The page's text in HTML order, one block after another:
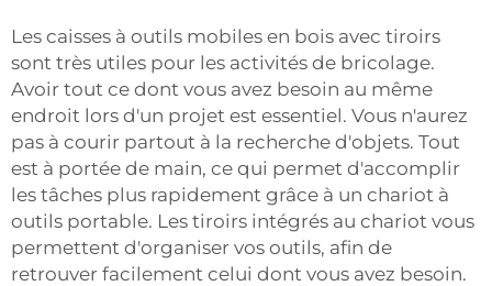
Les caisses à outils mobiles en bois avec tiroirs
sont très utiles pour les activités de bricolage.
Avoir tout ce dont vous avez besoin au même
endroit lors d'un projet est essentiel. Vous n'aurez
pas à courir partout à la recherche d'objets. Tout
est à portée de main, ce qui permet d'accomplir
les tâches plus rapidement grâce à un chariot à
outils portable. Les tiroirs intégrés au chariot vous
permettent d'organiser vos outils, afin de
retrouver facilement celui dont vous avez besoin.